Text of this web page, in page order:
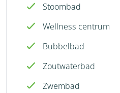
Stoombad
Wellness centrum
Bubbelbad
Zoutwaterbad
Zwembad